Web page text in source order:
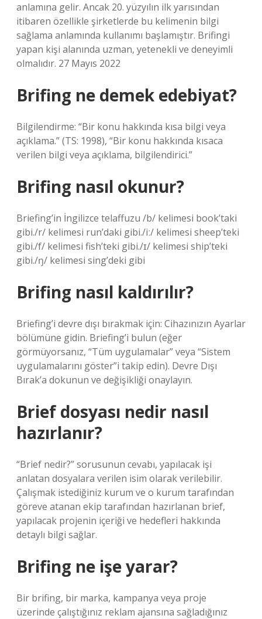
anlamına gelir. Ancak 20. yüzyılın ilk yarısından
itibaren özellikle şirketlerde bu kelimenin bilgi
sağlama anlamında kullanımı başlamıştır. Brifingi
yapan kişi alanında uzman, yetenekli ve deneyimli
olmalıdır. 27 Mayıs 2022
Brifing ne demek edebiyat?
Bilgilendirme: “Bir konu hakkında kısa bilgi veya
açıklama.” (TS: 1998), “Bir konu hakkında kısaca
verilen bilgi veya açıklama, bilgilendirici.”
Brifing nasıl okunur?
Briefing’in İngilizce telaffuzu /b/ kelimesi book’taki
gibi./r/ kelimesi run’daki gibi./iː/ kelimesi sheep’teki
gibi./f/ kelimesi fish’teki gibi./ɪ/ kelimesi ship’teki
gibi./ŋ/ kelimesi sing’deki gibi
Brifing nasıl kaldırılır?
Briefing’i devre dışı bırakmak için: Cihazınızın Ayarlar
bölümüne gidin. Briefing’i bulun (eğer
görmüyorsanız, “Tüm uygulamalar” veya “Sistem
uygulamalarını göster”i takip edin). Devre Dışı
Bırak’a dokunun ve değişikliği onaylayın.
Brief dosyası nedir nasıl
hazırlanır?
“Brief nedir?” sorusunun cevabı, yapılacak işi
anlatan dosyalara verilen isim olarak verilebilir.
Çalışmak istediğiniz kurum ve o kurum tarafından
göreve atanan ekip tarafından hazırlanan brief,
yapılacak projenin içeriği ve hedefleri hakkında
detaylı bilgi sağlar.
Brifing ne işe yarar?
Bir brifing, bir marka, kampanya veya proje
üzerinde çalıştığınız reklam ajansına sağladığınız